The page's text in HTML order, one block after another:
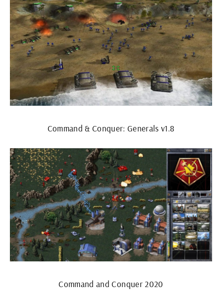
Command & Conquer: Generals v1.8
Command and Conquer 2020